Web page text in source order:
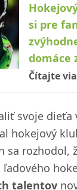
si pre
domáce
Čítajte
svoje dieťa
hokejový
sa rozhodol,
ľadového
talentov